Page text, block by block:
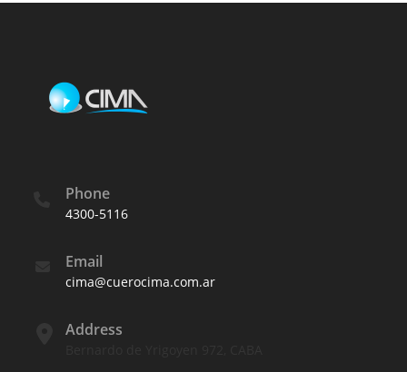
Phone
4300-5116
Email
cima@cuerocima.com.ar
Address